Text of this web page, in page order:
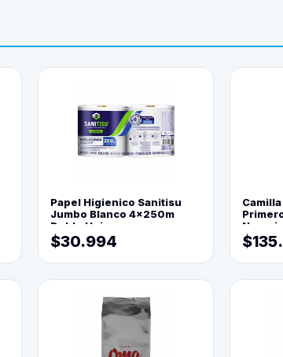
Papel Higienico Sanitisu
Jumbo Blanco 4x250m
Doble Hoja
$30.994
Naranja